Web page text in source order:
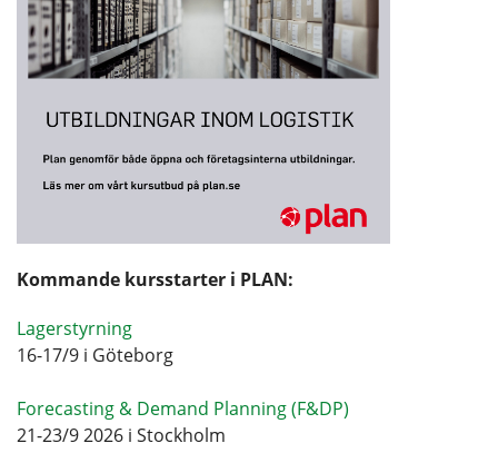
Kommande kursstarter i PLAN:
Lagerstyrning
16-17/9 i Göteborg
Forecasting & Demand Planning (F&DP)
21-23/9 2026 i Stockholm